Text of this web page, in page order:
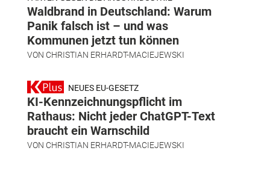
Waldbrand in Deutschland: Warum
Panik falsch ist – und was
Kommunen jetzt tun können
VON CHRISTIAN ERHARDT-MACIEJEWSKI
NEUES EU-GESETZ
KI-Kennzeichnungspflicht im
Rathaus: Nicht jeder ChatGPT-Text
braucht ein Warnschild
VON CHRISTIAN ERHARDT-MACIEJEWSKI